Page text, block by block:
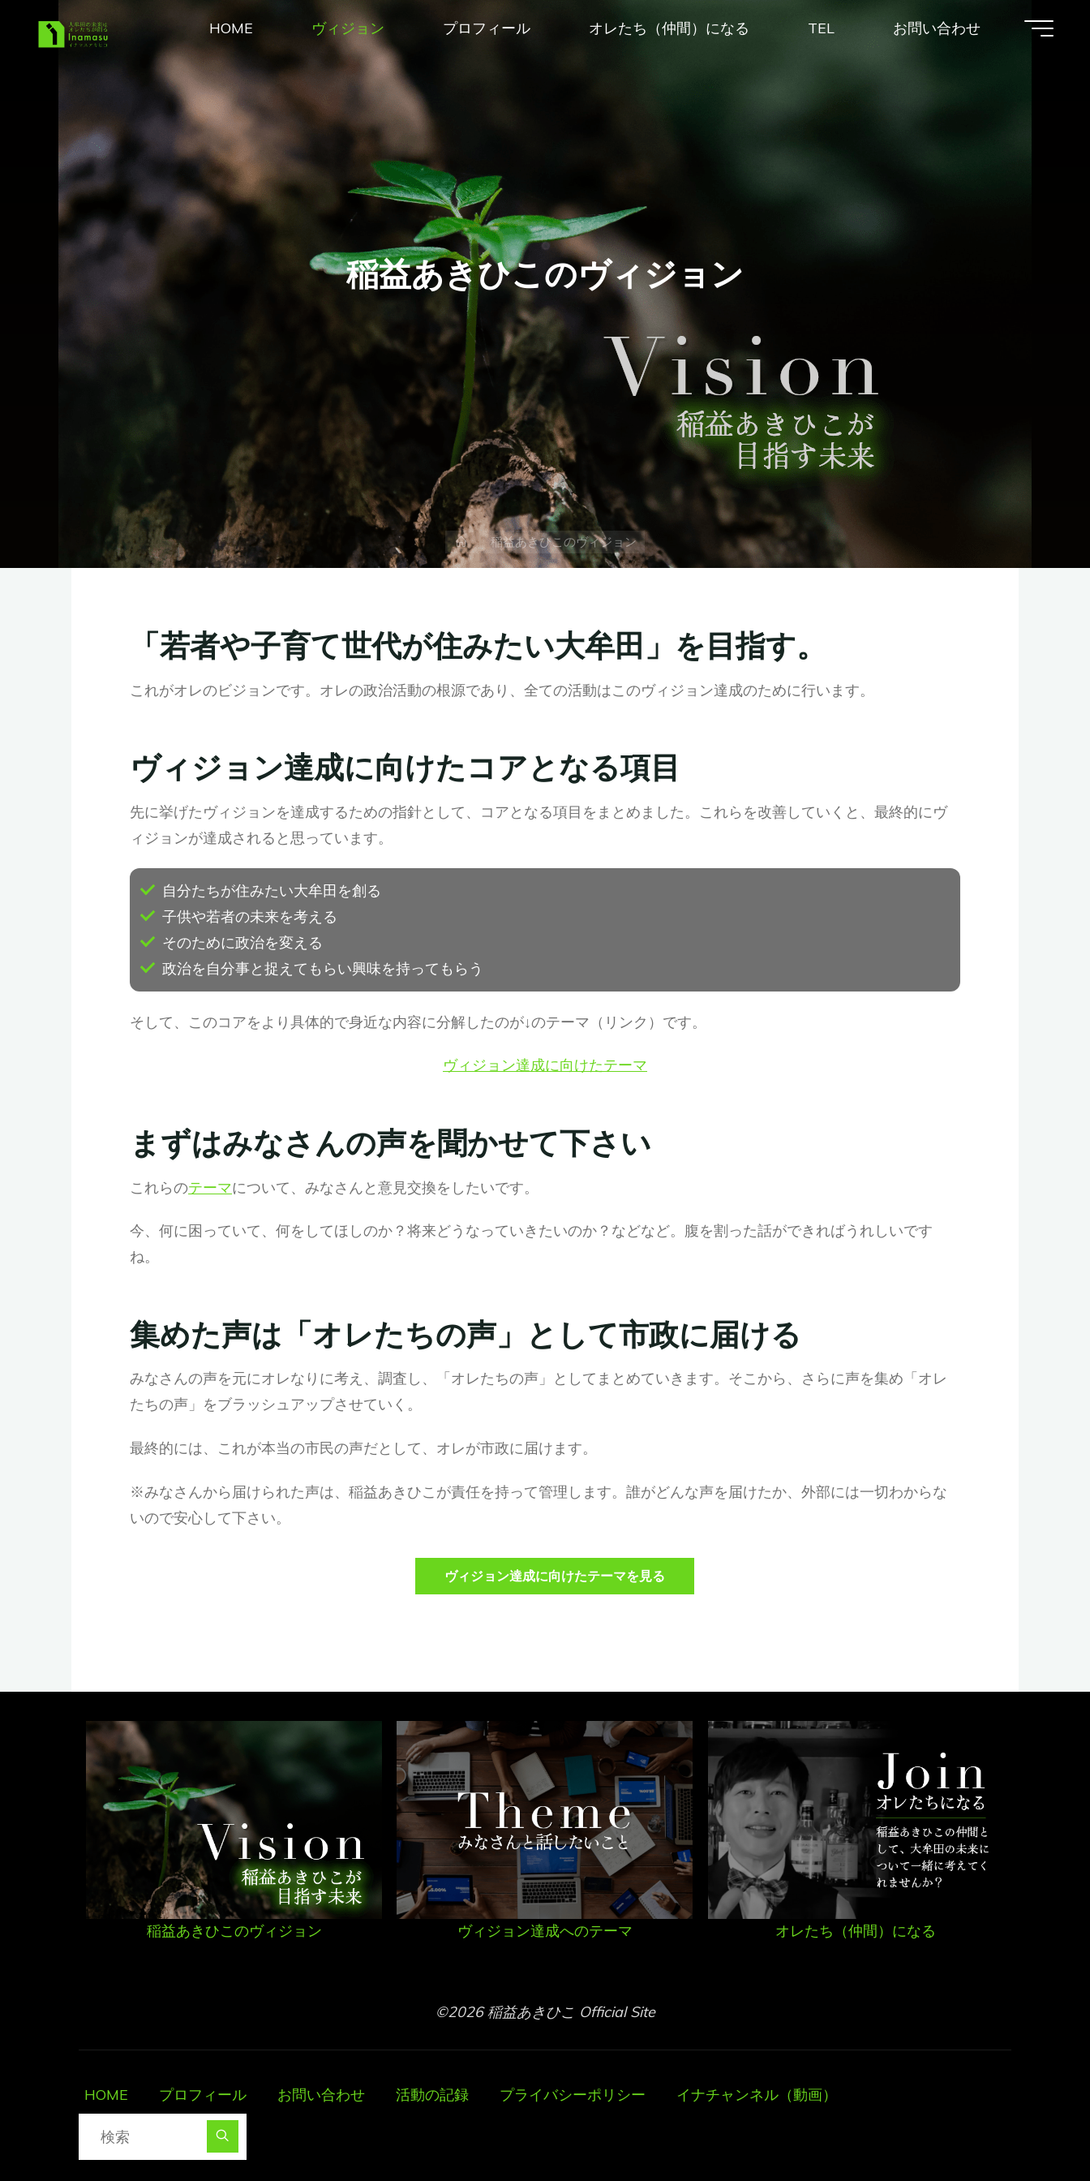
稲益あ
きひこ
Official
HOME ヴィジョン プロフィール オレたち（仲間）になる TEL お問い合わせ
稲益あきひこのヴィジョン
ホ
ー
ム
稲益あきひこのヴィジョン
「若者や子育て世代が住みたい大牟田」を目指す。
これがオレのビジョンです。オレの政治活動の根源であり、全ての活動はこのヴィジョン達成のために行います。
ヴィジョン達成に向けたコアとなる項目
先に挙げたヴィジョンを達成するための指針として、コアとなる項目をまとめました。これらを改善していくと、最終的にヴ
ィジョンが達成されると思っています。
自分たちが住みたい大牟田を創る
子供や若者の未来を考える
そのために政治を変える
政治を自分事と捉えてもらい興味を持ってもらう
そして、このコアをより具体的で身近な内容に分解したのが↓のテーマ（リンク）です。
ヴィジョン達成に向けたテーマ
まずはみなさんの声を聞かせて下さい
これらのテーマについて、みなさんと意見交換をしたいです。
今、何に困っていて、何をしてほしのか？将来どうなっていきたいのか？などなど。腹を割った話ができればうれしいです
ね。
集めた声は「オレたちの声」として市政に届ける
みなさんの声を元にオレなりに考え、調査し、「オレたちの声」としてまとめていきます。そこから、さらに声を集め「オレ
たちの声」をブラッシュアップさせていく。
最終的には、これが本当の市民の声だとして、オレが市政に届けます。
※みなさんから届けられた声は、稲益あきひこが責任を持って管理します。誰がどんな声を届けたか、外部には一切わからな
いので安心して下さい。
ヴィジョン達成に向けたテーマを見る
稲益あきひこのヴィジョン ヴィジョン達成へのテーマ オレたち（仲間）になる
©2026 稲益あきひこ Official Site
HOME プロフィール お問い合わせ 活動の記録 プライバシーポリシー
イナチャンネル（動画）
検索